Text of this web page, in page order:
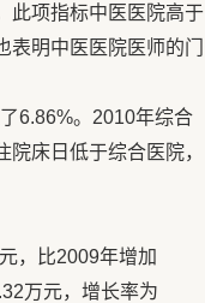
此项指标中医医院高于
明中医医院医师的门
6.86%。2010年综合
床日低于综合医院，
，比2009年增加
万元，增长率为